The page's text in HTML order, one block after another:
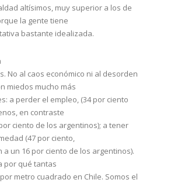
altísimos, muy superior a los de
la gente tiene
bastante idealizada.
No al caos económico ni al desorden
miedos mucho más
a perder el empleo, (34 por ciento
en contraste
ciento de los argentinos); a tener
(47 por ciento,
a un 16 por ciento de los argentinos).
por qué tantas
metro cuadrado en Chile. Somos el